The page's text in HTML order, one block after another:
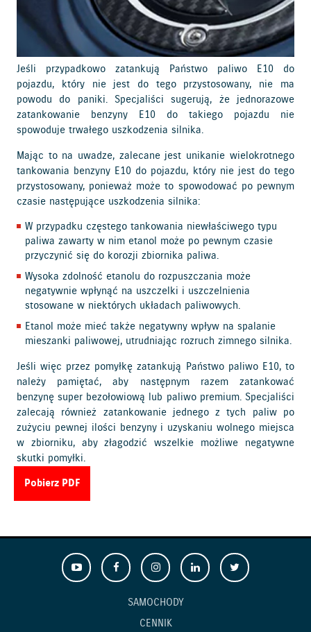
Jeśli przypadkowo zatankują Państwo paliwo E10 do
pojazdu, który nie jest do tego przystosowany, nie ma
powodu do paniki. Specjaliści sugerują, że jednorazowe
zatankowanie benzyny E10 do takiego pojazdu nie
spowoduje trwałego uszkodzenia silnika.
Mając to na uwadze, zalecane jest unikanie wielokrotnego
tankowania benzyny E10 do pojazdu, który nie jest do tego
przystosowany, ponieważ może to spowodować po pewnym
czasie następujące uszkodzenia silnika:
W przypadku częstego tankowania niewłaściwego typu
paliwa zawarty w nim etanol może po pewnym czasie
przyczynić się do korozji zbiornika paliwa.
Wysoka zdolność etanolu do rozpuszczania może
negatywnie wpłynąć na uszczelki i uszczelnienia
stosowane w niektórych układach paliwowych.
Etanol może mieć także negatywny wpływ na spalanie
mieszanki paliwowej, utrudniając rozruch zimnego silnika.
Jeśli więc przez pomyłkę zatankują Państwo paliwo E10, to
należy pamiętać, aby następnym razem zatankować
benzynę super bezołowiową lub paliwo premium. Specjaliści
zalecają również zatankowanie jednego z tych paliw po
zużyciu pewnej ilości benzyny i uzyskaniu wolnego miejsca
w zbiorniku, aby złagodzić wszelkie możliwe negatywne
skutki pomyłki.
Pobierz PDF
SAMOCHODY
CENNIK